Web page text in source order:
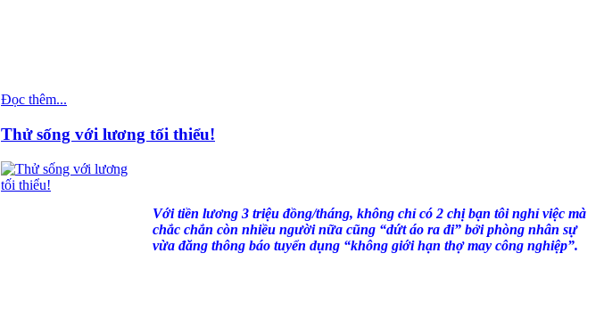
Đọc thêm...
Thử sống với lương tối thiểu!
Với tiền lương 3 triệu đồng/tháng, không chỉ có 2 chị bạn tôi nghỉ việc mà
chắc chắn còn nhiều người nữa cũng “dứt áo ra đi” bởi phòng nhân sự
vừa đăng thông báo tuyển dụng “không giới hạn thợ may công nghiệp”.